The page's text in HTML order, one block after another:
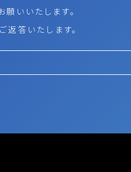
願いいたします。
ご返答いたします。